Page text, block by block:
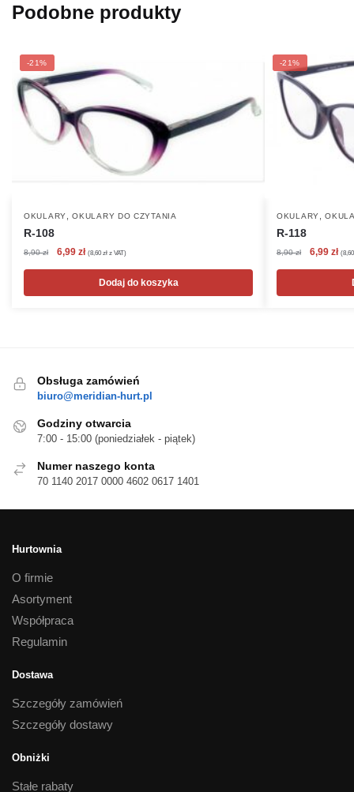
Podobne produkty
-21%
OKULARY ,OKULARY DO CZYTANIA
R-108
8,90zł
Pierwotna
8,90 zł.
6,99 złAktualna
wynosi:
6,99 zł.
(8,60 zł z VAT)
Dodaj do koszyka
-21%
OKULARY ,
R-118
8,90zł
Pierwotna
8,90 zł.
6,99 zł (
Obsługa zamówień
biuro@meridian-hurt.pl
Godziny otwarcia
7:00 - 15:00 (poniedziałek - piątek)
Numer naszego konta
70 1140 2017 0000 4602 0617 1401
Hurtownia
O firmie
Asortyment
Współpraca
Regulamin
Dostawa
Szczegóły zamówień
Szczegóły dostawy
Obniżki
Stałe rabaty